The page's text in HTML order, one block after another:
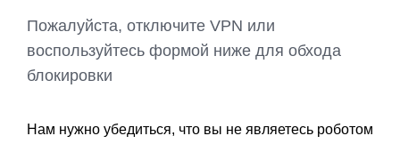
Пожалуйста, отключите VPN или
воспользуйтесь формой ниже для обхода
блокировки
Нам нужно убедиться, что вы не являетесь роботом